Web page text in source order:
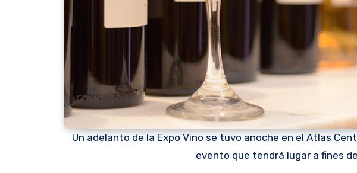
Un adelanto de la Expo Vino se tuvo anoche en el Atlas
evento que tendrá lugar a fines